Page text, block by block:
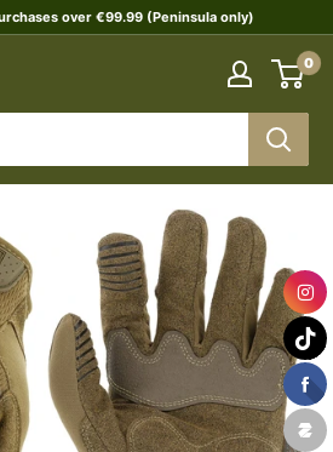
over €99.99 (Peninsula only)
0